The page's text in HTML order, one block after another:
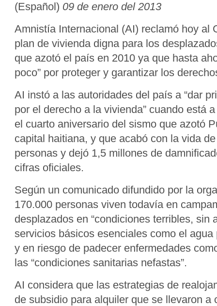
(Español) 09 de enero del 2013
Amnistía Internacional (AI) reclamó hoy al
plan de vivienda digna para los
que azotó el país en 2010 ya que hasta
poco” por proteger y garantizar los
AI instó a las autoridades del país a “dar
por el derecho a la vivienda” cuando está
el cuarto aniversario del sismo que azotó
capital haitiana, y que acabó con la vida
personas y dejó 1,5 millones de
cifras oficiales.
Según un comunicado difundido por la
170.000 personas viven todavía en
desplazados en “condiciones terribles, sin
servicios básicos esenciales como el agua
y en riesgo de padecer enfermedades
las “condiciones sanitarias nefastas”.
AI considera que las estrategias de
de subsidio para alquiler que se llevaron a